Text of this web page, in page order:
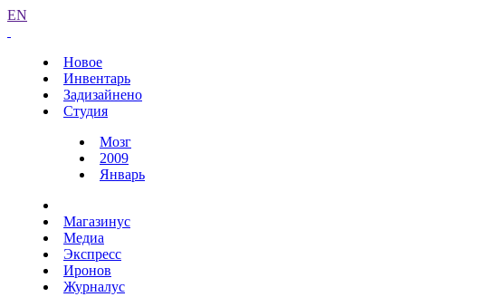
EN
Новое
Инвентарь
Задизайнено
Студия
Мозг
2009
Январь
Магазинус
Медиа
Экспресс
Иронов
Журналус